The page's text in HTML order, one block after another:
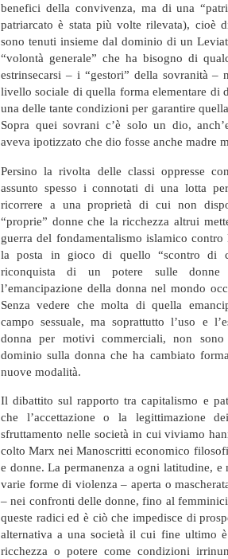
benefici della convivenza, ma di una
patriarcato è stata più volte rilevata), cioè
sono tenuti insieme dal dominio di un
“volontà generale” che ha bisogno di
estrinsecarsi – i “gestori” della sovranità –
livello sociale di quella forma elementare di
una delle tante condizioni per garantire
Sopra quei sovrani c’è solo un dio,
aveva ipotizzato che dio fosse anche madre
Persino la rivolta delle classi oppresse
assunto spesso i connotati di una lotta
ricorrere a una proprietà di cui non
“proprie” donne che la ricchezza altrui
guerra del fondamentalismo islamico contro
la posta in gioco di quello “scontro di
riconquista di un potere sulle
l’emancipazione della donna nel mondo
Senza vedere che molta di quella
campo sessuale, ma soprattutto l’uso e
donna per motivi commerciali, non
dominio sulla donna che ha cambiato
nuove modalità.
Il dibattito sul rapporto tra capitalismo e
che l’accettazione o la legittimazione
sfruttamento nelle società in cui viviamo
colto Marx nei Manoscritti economico
e donne. La permanenza a ogni latitudine,
varie forme di violenza – aperta o
– nei confronti delle donne, fino al
queste radici ed è ciò che impedisce di
alternativa a una società il cui fine ultimo
ricchezza o potere come condizioni